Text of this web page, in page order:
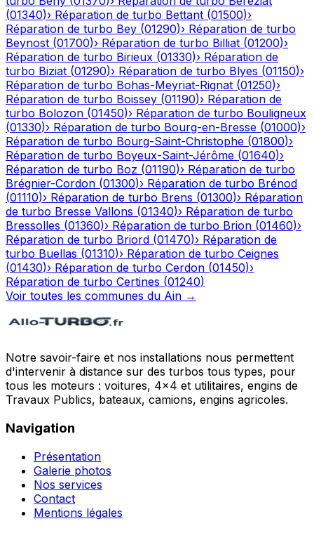
(01340)› Réparation de turbo Bettant (01500)›
Réparation de turbo Bey (01290)› Réparation de turbo
Beynost (01700)› Réparation de turbo Billiat (01200)›
Réparation de turbo Birieux (01330)› Réparation de
turbo Biziat (01290)› Réparation de turbo Blyes (01150)›
Réparation de turbo Bohas-Meyriat-Rignat (01250)›
Réparation de turbo Boissey (01190)› Réparation de
turbo Bolozon (01450)› Réparation de turbo Bouligneux
(01330)› Réparation de turbo Bourg-en-Bresse (01000)›
Réparation de turbo Bourg-Saint-Christophe (01800)›
Réparation de turbo Boyeux-Saint-Jérôme (01640)›
Réparation de turbo Boz (01190)› Réparation de turbo
Brégnier-Cordon (01300)› Réparation de turbo Brénod
(01110)› Réparation de turbo Brens (01300)› Réparation
de turbo Bresse Vallons (01340)› Réparation de turbo
Bressolles (01360)› Réparation de turbo Brion (01460)›
Réparation de turbo Briord (01470)› Réparation de
turbo Buellas (01310)› Réparation de turbo Ceignes
(01430)› Réparation de turbo Cerdon (01450)›
Réparation de turbo Certines (01240)
Voir toutes les communes du Ain →
Notre savoir-faire et nos installations nous permettent
d'intervenir à distance sur des turbos tous types, pour
tous les moteurs : voitures, 4x4 et utilitaires, engins de
Travaux Publics, bateaux, camions, engins agricoles.
Navigation
Présentation
Galerie photos
Nos services
Contact
Mentions légales